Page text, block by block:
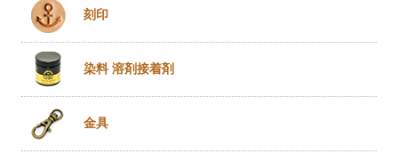
刻印
染料 溶剤接着剤
金具